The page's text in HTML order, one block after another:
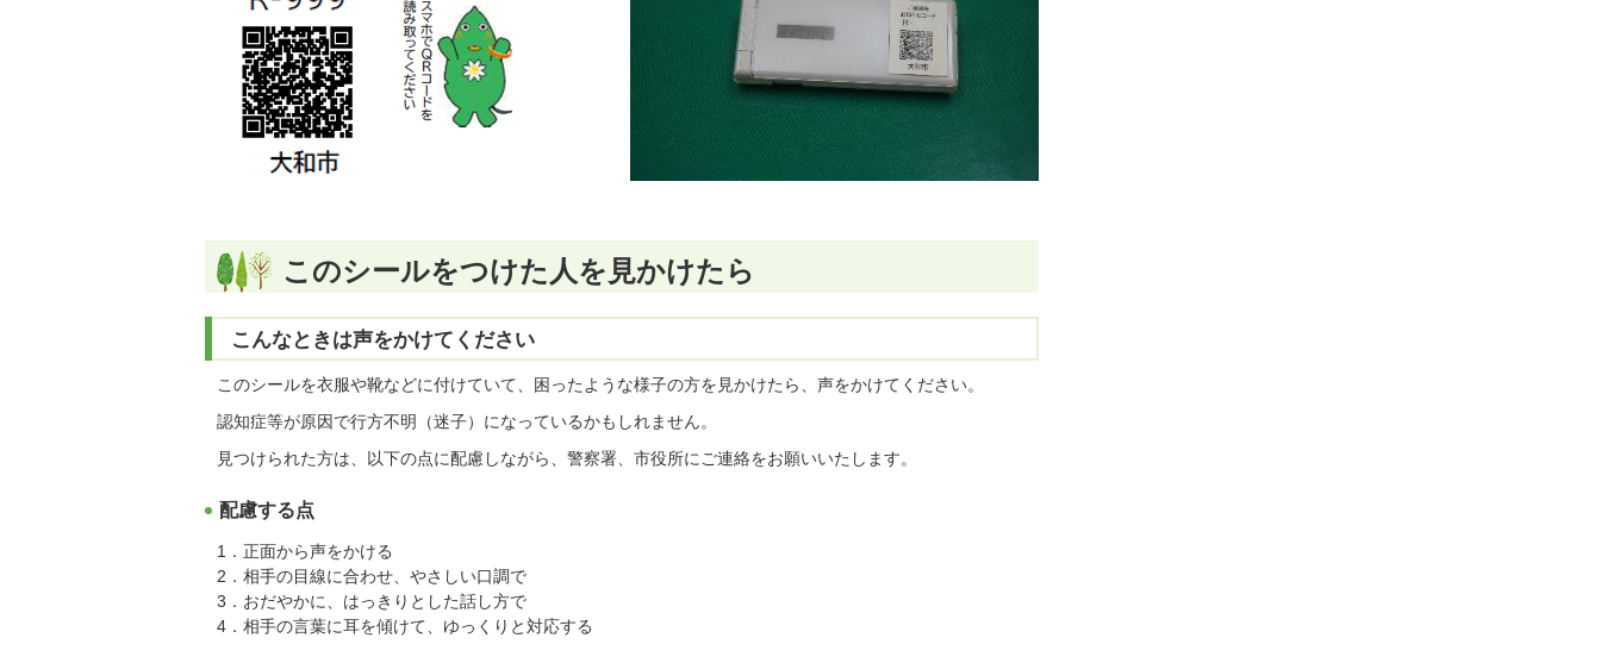
このシールをつけた人を見かけたら
こんなときは声をかけてください
このシールを衣服や靴などに付けていて、困ったような様子の方を見かけたら、声をかけてください。
認知症等が原因で行方不明（迷子）になっているかもしれません。
見つけられた方は、以下の点に配慮しながら、警察署、市役所にご連絡をお願いいたします。
配慮する点
1．正面から声をかける
2．相手の目線に合わせ、やさしい口調で
3．おだやかに、はっきりとした話し方で
4．相手の言葉に耳を傾けて、ゆっくりと対応する